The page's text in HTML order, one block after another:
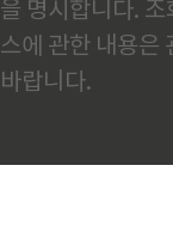
을 명시합니다. 조
스에 관한 내용은
바랍니다.